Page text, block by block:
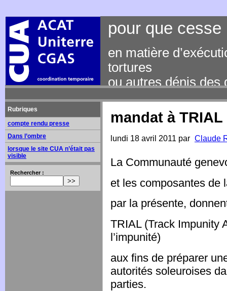
pour que cesse
en matière
tortures
ou autres dénis des
p.a. CGAS - Rue
phone +41 22 731
Rubriques
compte rendu presse
Dans l’ombre
lorsque le site CUA n’était pas
visible
Rechercher :
mandat à TRIAL
lundi 18 avril 2011 par Claude
La Communauté
et les composantes de
par la présente,
TRIAL (Track Impunity
l’impunité)
aux fins de préparer
autorités soleuroises
parties.